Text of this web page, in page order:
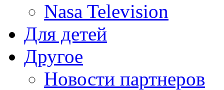
Nasa Television
Для детей
Другое
Новости партнеров